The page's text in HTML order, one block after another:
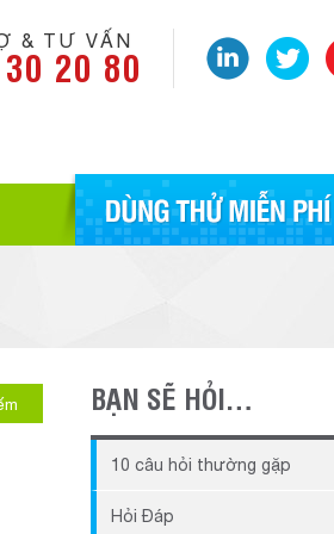
& TƯ VẤN
20 80
BẠN SẼ HỎI…
10 câu hỏi thường gặp
Khi chưa kịp đóng phí thì
Hỏi Đáp